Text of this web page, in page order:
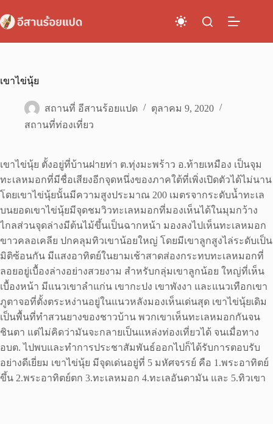
to
content
เขาไข่นุ้ย
สถานที่ อีสานร้อยแปด
ตุลาคม 9, 2020
สถานที่ท่องเที่ยว
เขาไข่นุ้ย ตั้งอยู่ที่บ้านฝายท่า ต.ทุ่งมะพร้าว อ.ท้ายเหมือง เป็นจุม
ทะเลหมอกที่มีชื่อเสียงอีกจุดหนึ่งของภาคใต้ที่เพิ่งเปิดตัวได้ไม่นาน
โดยเขาไข่นุ้ยนั้นมีความสูงประมาณ 200 เมตรจากระดับน้ำทะเล
บนยอดเขาไข่นุ้ยมีจุดชมวิวทะเลหมอกที่มองเห็นได้ในมุมกว้าง
ไกลส่วนจุดล่างมีต้นไม้ขึ้นเป็นฉากหน้า มองลงไปเห็นทะเลหมอก
ขาวคลอเคลีย ปกคลุมทิวเขาน้อยใหญ่ โดยมีเขาลูกสูงไล่ระดับเป็น
มิติซ้อนกัน มีแสงอาทิตย์ในยามเช้าสาดส่องกระทบทะเลหมอกที่
ลอยอยู่เบื้องล่างอย่างสวยงาม สำหรับกลุ่มเขาลูกน้อย ใหญ่ที่เห็น
เบื้องหน้า มีแนวเขาลำแก่น เขากะปง เขาพังงา และแนวเทือกเขา
ภูตาจอที่ตั้งตระหง่านอยู่ในแนวหลังมองเห็นเด่นสุด เขาไข่นุ้ยเดิม
เป็นพื้นที่ทำสวนยางของชาวบ้าน พวกเขาเห็นทะเลหมอกกันจน
ชินตา แต่ไม่คิดว่ามันจะกลายเป็นแหล่งท่องเที่ยวได้ จนเมื่อทาง
อบต. ไปพบและทำการประชาสัมพันธ์ออกไปก็ได้รับการตอบรับ
อย่างดีเยี่ยม เขาไข่นุ้ย มีจุดเด่นอยู่ที่ 5 มหัศจรรย์ คือ 1.พระอาทิตย์
ขึ้น 2.พระอาทิตย์ตก 3.ทะเลหมอก 4.ทะเลอันดามัน และ 5.ทิวเขา